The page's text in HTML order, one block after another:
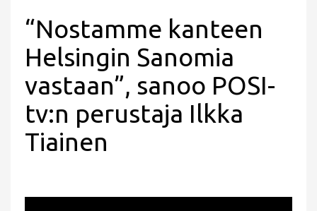
“Nostamme kanteen
Helsingin Sanomia
vastaan”, sanoo POSI-
tv:n perustaja Ilkka
Tiainen